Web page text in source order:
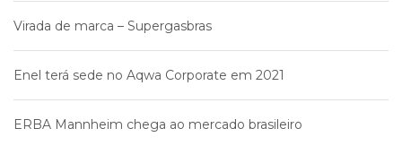
Virada de marca – Supergasbras
Enel terá sede no Aqwa Corporate em 2021
ERBA Mannheim chega ao mercado brasileiro